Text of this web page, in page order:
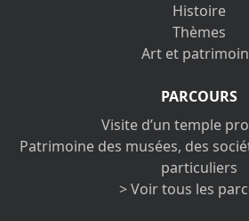
Histoire
Thèmes
Art et
PARCOURS
Visite d’un temple
Patrimoine des musées, des
particuliers
> Voir tous les